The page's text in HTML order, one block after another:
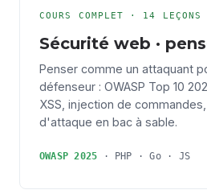
COURS COMPLET · 14 LEÇONS
Sécurité web ·
Penser comme un attaquant
défenseur : OWASP Top 10
XSS, injection de
d'attaque en bac à sable.
OWASP 2025 · PHP · Go · JS